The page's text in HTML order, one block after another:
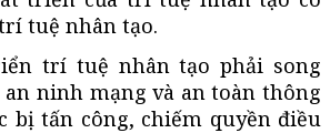
tuệ nhân tạo.
trí tuệ nhân tạo phải song
ninh mạng và an toàn thông
bị tấn công, chiếm quyền điều